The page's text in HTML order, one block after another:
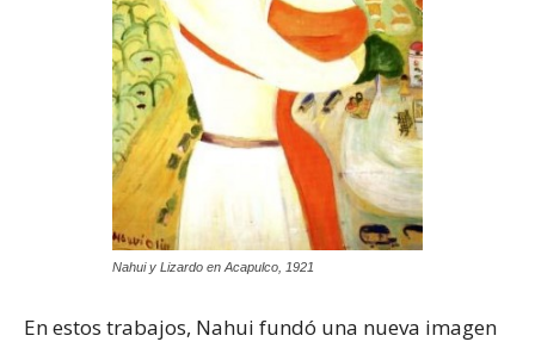
Nahui y Lizardo en Acapulco, 1921
En estos trabajos, Nahui fundó una nueva imagen